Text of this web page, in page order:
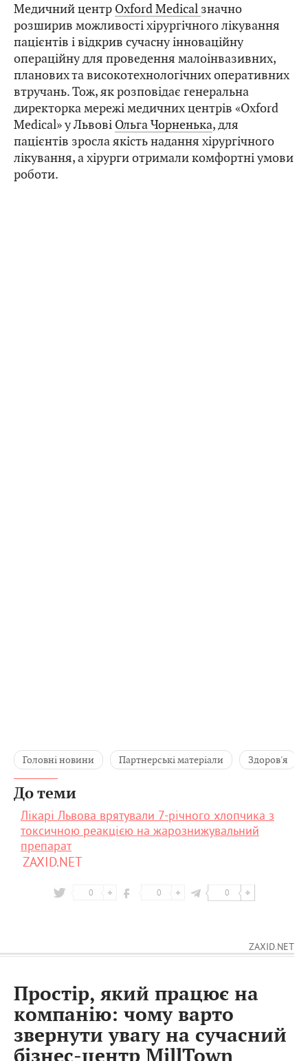
Медичний центр Oxford Medical значно
розширив можливості хірургічного лікування
пацієнтів і відкрив сучасну інноваційну
операційну для проведення малоінвазивних,
планових та високотехнологічних оперативних
втручань. Тож, як розповідає генеральна
директорка мережі медичних центрів «Oxford
Medical» у Львові Ольга Чорненька, для
пацієнтів зросла якість надання хірургічного
лікування, а хірурги отримали комфортні умови
роботи.
Головні новини Партнерські матеріали Здоров'я
До теми
Лікарі Львова врятували 7-річного хлопчика з
токсичною реакцією на жарознижувальний
препарат
ZAXID.NET
0 0 0
ZAXID.NET
Простір, який працює на
компанію: чому варто
звернути увагу на сучасний